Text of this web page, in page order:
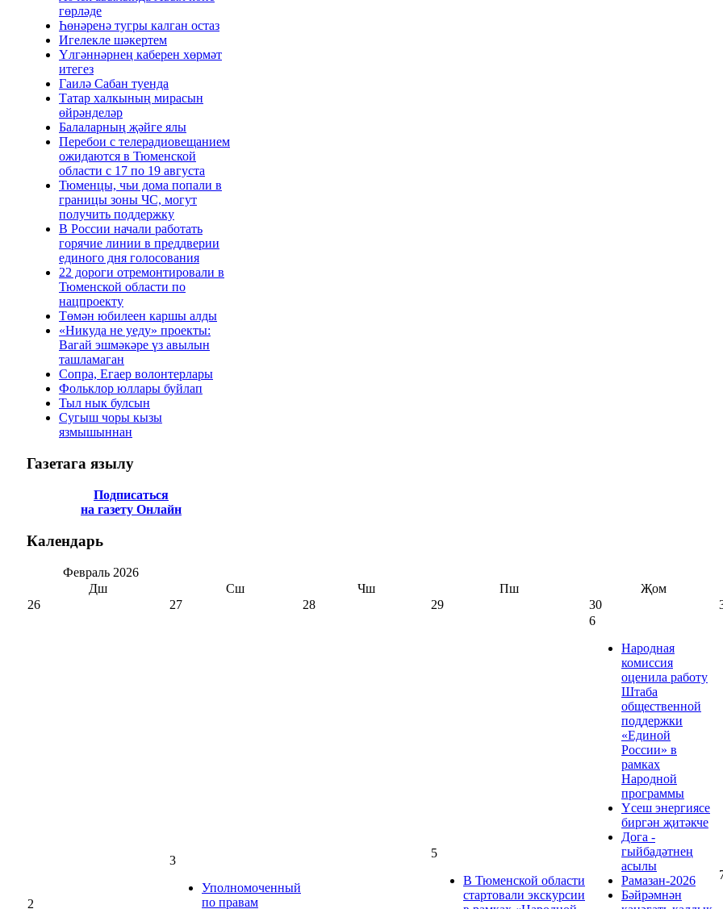
гөрләде
Һөнәренә тугры калган остаз
Игелекле шәкертем
Үлгәннәрнең каберен хөрмәт
итегез
Гаилә Сабан туенда
Татар халкының мирасын
өйрәнделәр
Балаларның җәйге ялы
Перебои с телерадиовещанием
ожидаются в Тюменской
области с 17 по 19 августа
Тюменцы, чьи дома попали в
границы зоны ЧС, могут
получить поддержку
В России начали работать
горячие линии в преддверии
единого дня голосования
22 дороги отремонтировали в
Тюменской области по
нацпроекту
Төмән юбилеен каршы алды
«Никуда не уеду» проекты:
Вагай эшмәкәре үз авылын
ташламаган
Сопра, Егаер волонтерлары
Фольклор юллары буйлап
Тыл нык булсын
Сугыш чоры кызы
язмышыннан
Газетага язылу
Подписаться
на газету Онлайн
Календарь
Февраль 2026
Дш
Сш Чш Пш
Җом
26
27 28 29 30
2
3
Уполномоченный
по правам
5
В Тюменской области
стартовали экскурсии
6
Народная
комиссия
оценила работу
Штаба
общественной
поддержки
«Единой
России» в
рамках
Народной
программы
Үсеш энергиясе
биргән җитәкче
Дога -
гыйбадәтнең
асылы
Рамазан-2026
Бәйрәмнән